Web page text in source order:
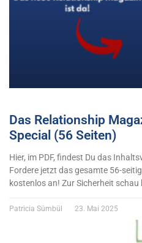
Das Relationship
Special (56 Seiten)
Hier, im PDF, findest Du das
Fordere jetzt das gesamte 56-
kostenlos an! Zur Sicherheit schau
Patricia Sümbül 23. Mai 2025